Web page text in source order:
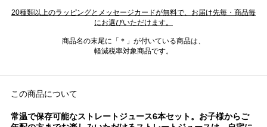
20種類以上のラッピングとメッセージカードが無料で、お届け先毎・商品毎
にお選びいただけます。
商品名の末尾に「＊」が付いている商品は、
軽減税率対象商品です。
この商品について
常温で保存可能なストレートジュース6本セット。お子様からご